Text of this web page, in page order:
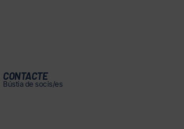
CONTACTE
Bústia de socis/es